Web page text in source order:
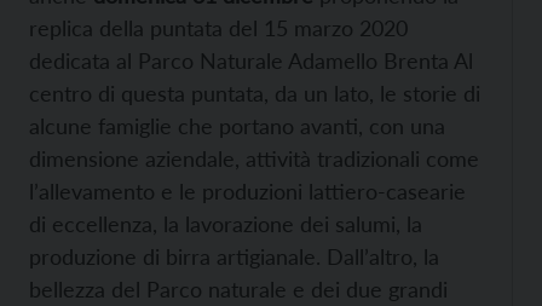
replica della puntata del 15 marzo 2020
dedicata al Parco Naturale Adamello Brenta Al
centro di questa puntata, da un lato, le storie di
alcune famiglie che portano avanti, con una
dimensione aziendale, attività tradizionali come
l’allevamento e le produzioni lattiero-casearie
di eccellenza, la lavorazione dei salumi, la
produzione di birra artigianale. Dall’altro, la
bellezza del Parco naturale e dei due grandi